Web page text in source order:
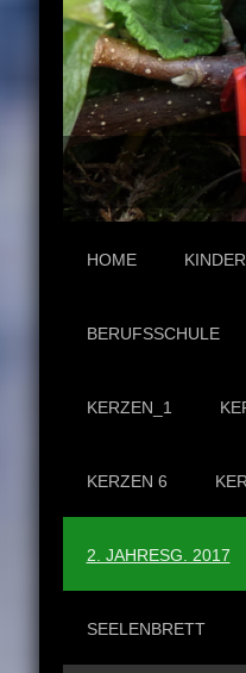
HOME
BERUFSSCHULE
KERZEN_1
KERZEN 6
2. JAHRESG. 2017
SEELENBRETT